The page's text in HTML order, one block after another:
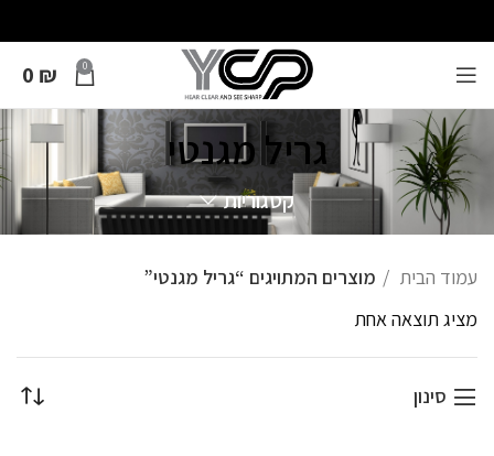
0
0 ₪
גריל מגנטי
קטגוריות
עמוד הבית
מוצרים המתויגים “גריל מגנטי”
מציג תוצאה אחת
סינון